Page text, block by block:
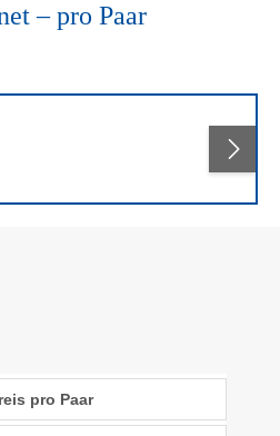
– pro Paar
pro Paar